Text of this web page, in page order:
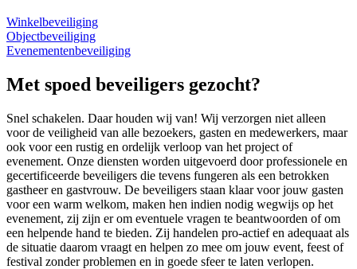
Winkelbeveiliging
Objectbeveiliging
Evenementenbeveiliging
Met spoed beveiligers gezocht?
Snel schakelen. Daar houden wij van! Wij verzorgen niet alleen
voor de veiligheid van alle bezoekers, gasten en medewerkers, maar
ook voor een rustig en ordelijk verloop van het project of
evenement. Onze diensten worden uitgevoerd door professionele en
gecertificeerde beveiligers die tevens fungeren als een betrokken
gastheer en gastvrouw. De beveiligers staan klaar voor jouw gasten
voor een warm welkom, maken hen indien nodig wegwijs op het
evenement, zij zijn er om eventuele vragen te beantwoorden of om
een helpende hand te bieden. Zij handelen pro-actief en adequaat als
de situatie daarom vraagt en helpen zo mee om jouw event, feest of
festival zonder problemen en in goede sfeer te laten verlopen.